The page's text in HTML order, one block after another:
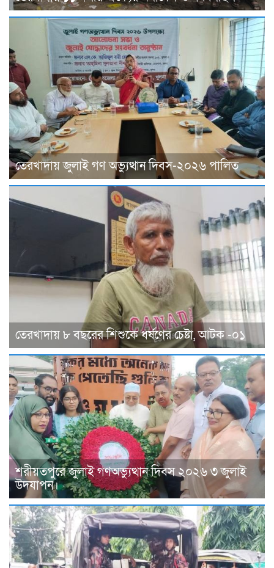
তেরখাদায় জুলাই গণ অভ্যুত্থান দিবস-২০২৬ পালিত
তেরখাদায় ৮ বছরের শিশুকে ধর্ষণের চেষ্টা, আটক -০১
শরীয়তপুরে জুলাই গণঅভ্যুত্থান দিবস ২০২৬ ৩ জুলাই
উদযাপন।